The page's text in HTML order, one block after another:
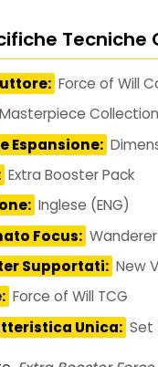
Tecniche
Force of Will
Masterpiece Collection
Espansione:
Extra Booster Pack
Inglese (ENG)
Focus: Wanderer
Supportati: New
Force of Will TCG
Unica: Set